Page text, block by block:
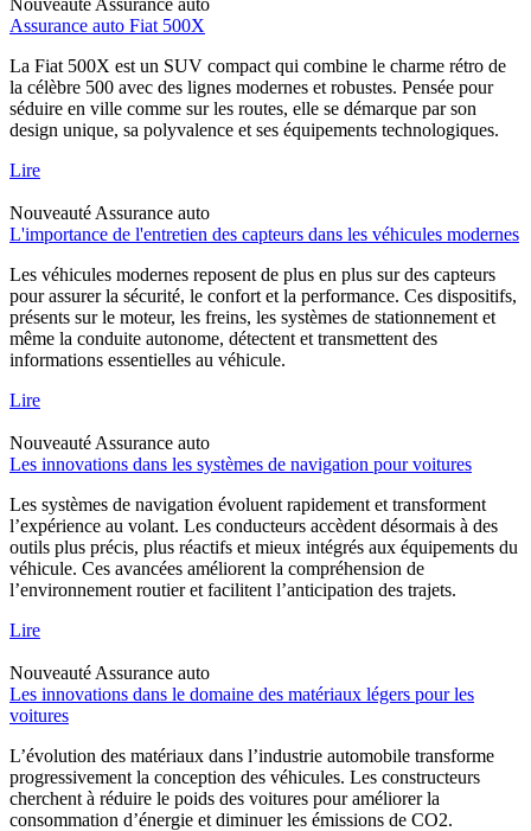
Assurance auto Fiat 500X
La Fiat 500X est un SUV compact qui combine le charme rétro de
la célèbre 500 avec des lignes modernes et robustes. Pensée pour
séduire en ville comme sur les routes, elle se démarque par son
design unique, sa polyvalence et ses équipements technologiques.
Lire
Nouveauté Assurance auto
L'importance de l'entretien des capteurs dans les véhicules modernes
Les véhicules modernes reposent de plus en plus sur des capteurs
pour assurer la sécurité, le confort et la performance. Ces dispositifs,
présents sur le moteur, les freins, les systèmes de stationnement et
même la conduite autonome, détectent et transmettent des
informations essentielles au véhicule.
Lire
Nouveauté Assurance auto
Les innovations dans les systèmes de navigation pour voitures
Les systèmes de navigation évoluent rapidement et transforment
l’expérience au volant. Les conducteurs accèdent désormais à des
outils plus précis, plus réactifs et mieux intégrés aux équipements du
véhicule. Ces avancées améliorent la compréhension de
l’environnement routier et facilitent l’anticipation des trajets.
Lire
Nouveauté Assurance auto
Les innovations dans le domaine des matériaux légers pour les
voitures
L’évolution des matériaux dans l’industrie automobile transforme
progressivement la conception des véhicules. Les constructeurs
cherchent à réduire le poids des voitures pour améliorer la
consommation d’énergie et diminuer les émissions de CO2.